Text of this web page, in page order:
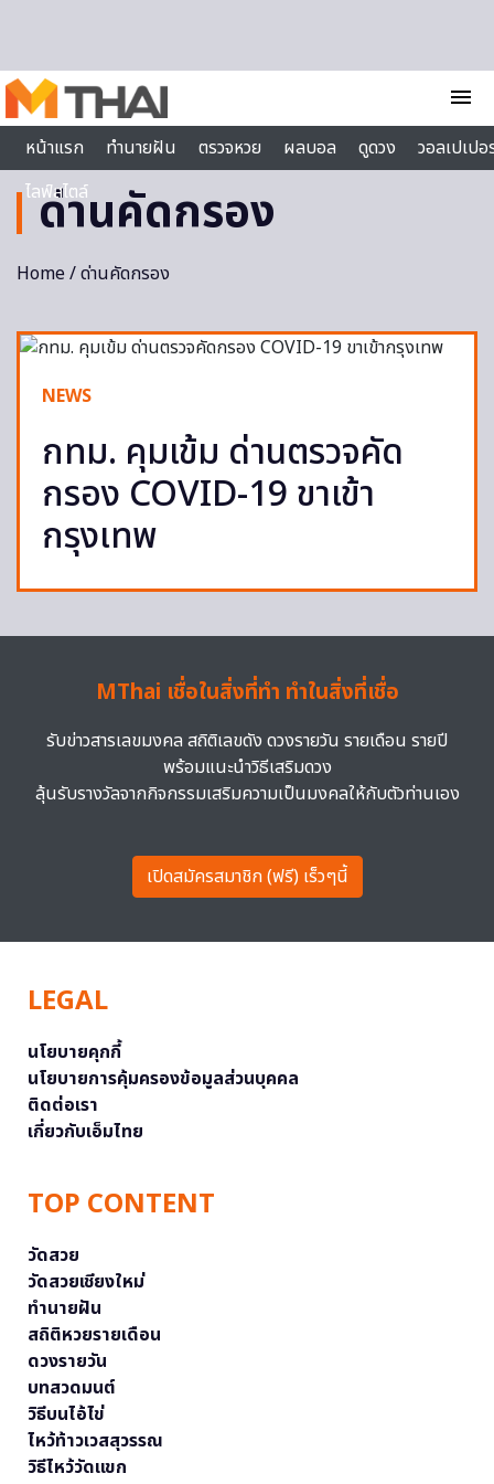
menu
หน้าแรก
ทำนายฝัน ตรวจหวย ผลบอล ดูดวง
วอลเปเป
ไลฟ์สไตล์
ด่านคัดกรอง
Home/ ด่านคัดกรอง
NEWS
กทม. คุมเข้ม ด่านตรวจคัด
กรอง COVID-19 ขาเข้า
กรุงเทพ
MThai เชื่อในสิ่งที่ทำ ทำในสิ่งที่เชื่อ
รับข่าวสารเลขมงคล สถิติเลขดัง ดวงรายวัน รายเดือน รายปี
พร้อมแนะนำวิธีเสริมดวง
ลุ้นรับรางวัลจากกิจกรรมเสริมความเป็นมงคลให้กับตัวท่านเอง
เปิดสมัครสมาชิก (ฟรี) เร็วๆนี้
LEGAL
นโยบายคุกกี้
นโยบายการคุ้มครองข้อมูลส่วนบุคคล
ติดต่อเรา
เกี่ยวกับเอ็มไทย
TOP CONTENT
วัดสวย
วัดสวยเชียงใหม่
ทำนายฝัน
สถิติหวยรายเดือน
ดวงรายวัน
บทสวดมนต์
วิธีบนไอ้ไข่
ไหว้ท้าวเวสสุวรรณ
วิธีไหว้วัดแขก